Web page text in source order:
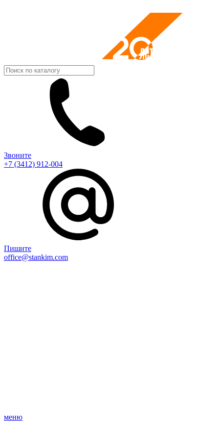
Звоните
+7 (3412) 912-004
Пишите
office@stankim.com
меню